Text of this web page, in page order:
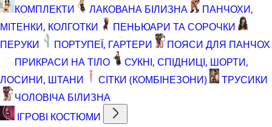
КОМПЛЕКТИ
ЛАКОВАНА БІЛИЗНА
ПАНЧОХИ,
МІТЕНКИ, КОЛГОТКИ
ПЕНЬЮАРИ ТА СОРОЧКИ
ПЕРУКИ
ПОРТУПЕЇ, ГАРТЕРИ
ПОЯСИ ДЛЯ ПАНЧОХ
ПРИКРАСИ НА ТІЛО
СУКНІ, СПІДНИЦІ, ШОРТИ,
ЛОСИНИ, ШТАНИ
СІТКИ (КОМБІНЕЗОНИ)
ТРУСИКИ
ЧОЛОВІЧА БІЛИЗНА
ІГРОВІ КОСТЮМИ